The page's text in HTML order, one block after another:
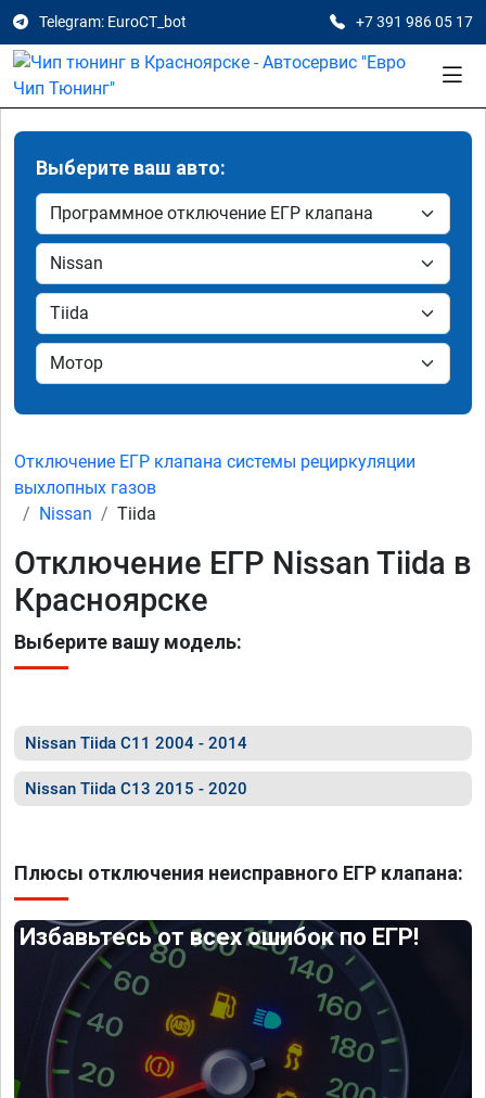
Telegram: EuroCT_bot +7 391 986 05 17
Выберите ваш авто:
Отключение ЕГР клапана системы рециркуляции
выхлопных газов
Nissan
Tiida
Отключение ЕГР Nissan Tiida в
Красноярске
Выберите вашу модель:
Nissan Tiida C11 2004 - 2014
Nissan Tiida C13 2015 - 2020
Плюсы отключения неисправного ЕГР клапана:
Избавьтесь от всех ошибок по ЕГР!